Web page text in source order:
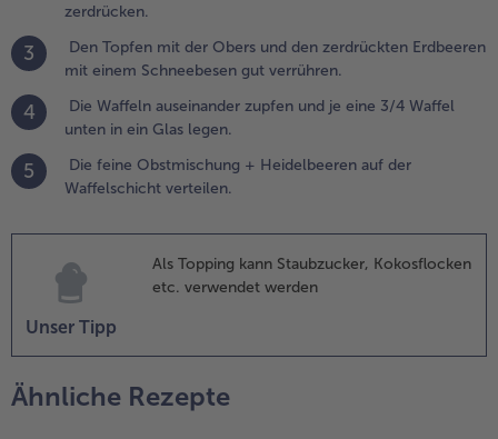
in ein
legen.
feine
zerdrücken.
3
Den Topfen mit der Obers und den zerdrückten Erdbeeren
mit einem Schneebesen gut verrühren.
4
Die Waffeln auseinander zupfen und je eine 3/4 Waffel
unten in ein Glas legen.
5
Die feine Obstmischung + Heidelbeeren auf der
Waffelschicht verteilen.
Unser Tipp
Als Topping kann Staubzucker, Kokosflocken
etc. verwendet werden
Ähnliche Rezepte